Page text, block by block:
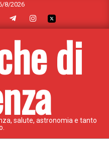
8/2026
di
salute, astronomia e tanto